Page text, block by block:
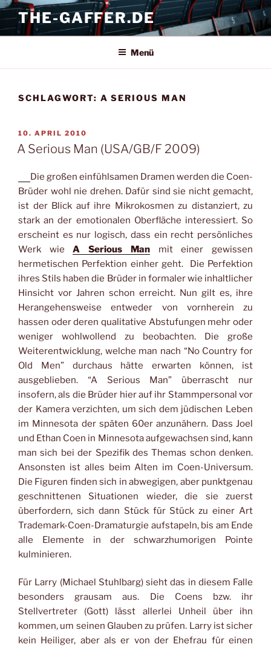
Zum
Inhalt
springen
THE-GAFFER.DE
Menü
SCHLAGWORT: A SERIOUS MAN
VERÖFFENTLICHT
AM
10. APRIL 2010
A Serious Man (USA/GB/F 2009)
Die großen einfühlsamen Dramen werden die Coen-
Brüder wohl nie drehen. Dafür sind sie nicht gemacht,
ist der Blick auf ihre Mikrokosmen zu distanziert, zu
stark an der emotionalen Oberfläche interessiert. So
erscheint es nur logisch, dass ein recht persönliches
Werk wieA Serious Manmit einer gewissen
hermetischen Perfektion einher geht. Die Perfektion
ihres Stils haben die Brüder in formaler wie inhaltlicher
Hinsicht vor Jahren schon erreicht. Nun gilt es, ihre
Herangehensweise entweder von vornherein zu
hassen oder deren qualitative Abstufungen mehr oder
weniger wohlwollend zu beobachten. Die große
Weiterentwicklung, welche man nach “No Country for
Old Men” durchaus hätte erwarten können, ist
ausgeblieben. “A Serious Man” überrascht nur
insofern, als die Brüder hier auf ihr Stammpersonal vor
der Kamera verzichten, um sich dem jüdischen Leben
im Minnesota der späten 60er anzunähern. Dass Joel
und Ethan Coen in Minnesota aufgewachsen sind, kann
man sich bei der Spezifik des Themas schon denken.
Ansonsten ist alles beim Alten im Coen-Universum.
Die Figuren finden sich in abwegigen, aber punktgenau
geschnittenen Situationen wieder, die sie zuerst
überfordern, sich dann Stück für Stück zu einer Art
Trademark-Coen-Dramaturgie aufstapeln, bis am Ende
alle Elemente in der schwarzhumorigen Pointe
kulminieren.
Für Larry (Michael Stuhlbarg) sieht das in diesem Falle
besonders grausam aus. Die Coens bzw. ihr
Stellvertreter (Gott) lässt allerlei Unheil über ihn
kommen, um seinen Glauben zu prüfen. Larry ist sicher
kein Heiliger, aber als er von der Ehefrau für einen